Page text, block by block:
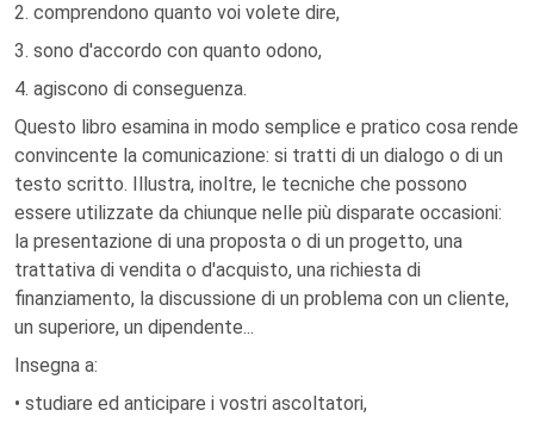
2. comprendono quanto voi volete dire,
3. sono d'accordo con quanto odono,
4. agiscono di conseguenza.
Questo libro esamina in modo semplice e pratico cosa rende
convincente la comunicazione: si tratti di un dialogo o di un
testo scritto. Illustra, inoltre, le tecniche che possono
essere utilizzate da chiunque nelle più disparate occasioni:
la presentazione di una proposta o di un progetto, una
trattativa di vendita o d'acquisto, una richiesta di
finanziamento, la discussione di un problema con un cliente,
un superiore, un dipendente...
Insegna a:
• studiare ed anticipare i vostri ascoltatori,